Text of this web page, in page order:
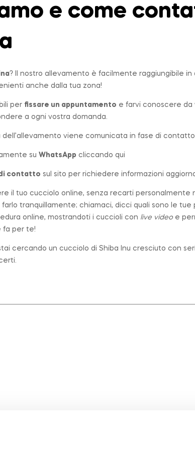
e come
? Il nostro allevamento è facilmente raggiungibile
anche dalla tua zona!
per fissare un appuntamento e farvi conoscere da
a ogni vostra domanda.
dell’allevamento viene comunicata in fase di contatto.
su WhatsApp cliccando qui
contatto sul sito per richiedere informazioni
il tuo cucciolo online, senza recarti personalmente
farlo tranquillamente; chiamaci, dicci quali sono le
online, mostrandoti i cuccioli con live videoe
fa per te!
cercando un cucciolo di Shiba Inu cresciuto con